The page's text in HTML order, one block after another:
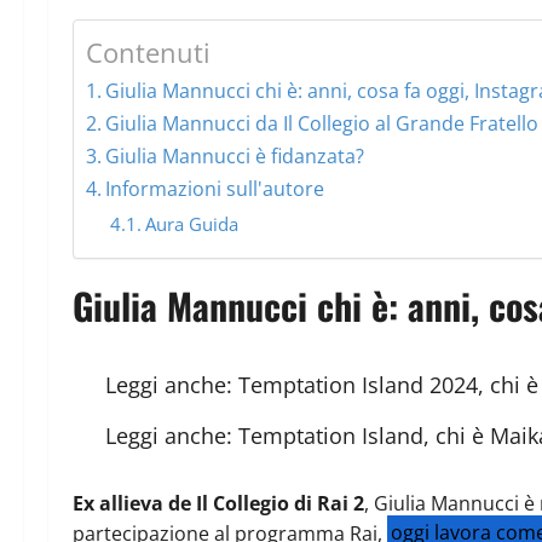
Contenuti
Giulia Mannucci chi è: anni, cosa fa oggi,
Giulia Mannucci da Il Collegio al Grande Fratello
Giulia Mannucci è fidanzata?
Informazioni sull'autore
Aura Guida
Giulia Mannucci chi è: anni,
Leggi anche: Temptation Island 2024, chi
Leggi anche: Temptation Island, chi è
Ex allieva de Il Collegio di Rai 2, Giulia Mannucci
partecipazione al programma Rai, oggi lavora